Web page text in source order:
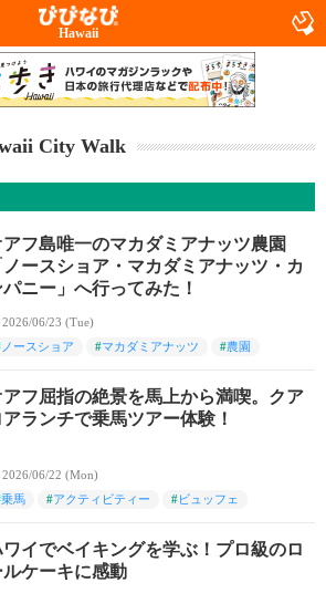
Hawaii
City Walk
アフ島唯一のマカダミアナッツ農園
ノースショア・マカダミアナッツ・カ
パニー」へ行ってみた！
2026/06/23 (Tue)
ノースショア #マカダミアナッツ #農園
アフ屈指の絶景を馬上から満喫。クア
アランチで乗馬ツアー体験！
2026/06/22 (Mon)
乗馬 #アクティビティー #ビュッフェ
ワイでベイキングを学ぶ！プロ級のロ
ルケーキに感動